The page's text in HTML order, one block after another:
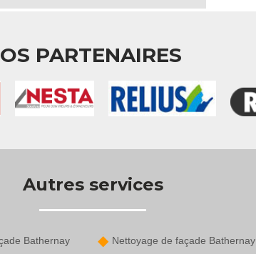
PARTENAIRES
Autres services
Bathernay
Nettoyage de façade Bathernay